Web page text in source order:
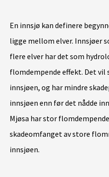
En innsjø kan definere
ligge mellom elver. Innsjøer
flere elver har det som
flomdempende effekt. Det
innsjøen, og har mindre
innsjøen enn før det nådde
Mjøsa har stor
skadeomfanget av store
innsjøen.